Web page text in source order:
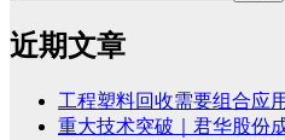
近期文章
工程塑料回收需要组合应
重大技术突破｜君华股份